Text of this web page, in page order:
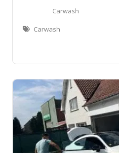
Carwash
Carwash